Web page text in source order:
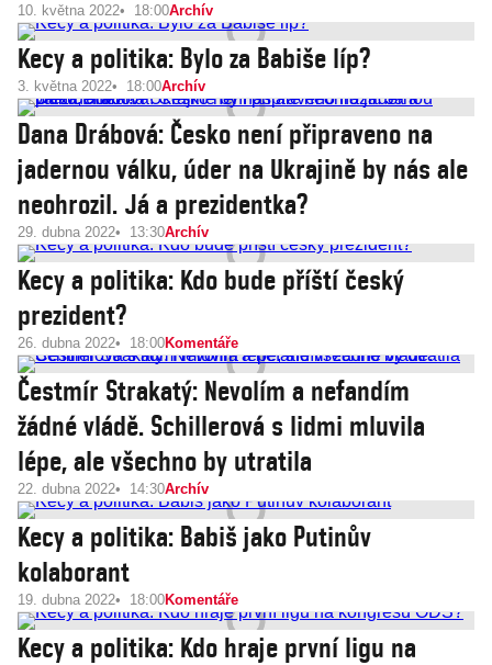
10. května 2022 18:00Archív
Kecy a politika: Bylo za Babiše líp?
3. května 2022 18:00Archív
Dana Drábová: Česko není připraveno na
jadernou válku, úder na Ukrajině by nás ale
neohrozil. Já a prezidentka?
29. dubna 2022 13:30Archív
Kecy a politika: Kdo bude příští český
prezident?
26. dubna 2022 18:00Komentáře
Čestmír Strakatý: Nevolím a nefandím
žádné vládě. Schillerová s lidmi mluvila
lépe, ale všechno by utratila
22. dubna 2022 14:30Archív
Kecy a politika: Babiš jako Putinův
kolaborant
19. dubna 2022 18:00Komentáře
Kecy a politika: Kdo hraje první ligu na